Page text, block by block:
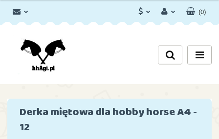
Zarejestruj się
Dodaj zgłoszenie
(0)
Derka miętowa dla hobby horse A4 -
12